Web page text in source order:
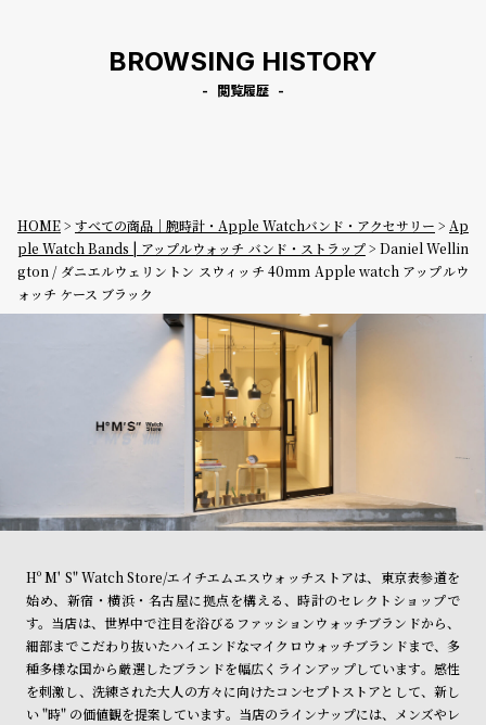
BROWSING HISTORY
閲覧履歴
HOME すべての商品｜腕時計・Apple Watchバンド・アクセサリー
Ap
ple Watch Bands | アップルウォッチ バンド・ストラップ
Daniel Wellin
gton / ダニエルウェリントン スウィッチ 40mm Apple watch アップルウ
ォッチ ケース ブラック
Hº M' S" Watch Store/エイチエムエスウォッチストアは、東京表参道を
始め、新宿・横浜・名古屋に拠点を構える、時計のセレクトショップで
す。当店は、世界中で注目を浴びるファッションウォッチブランドから、
細部までこだわり抜いたハイエンドなマイクロウォッチブランドまで、多
種多様な国から厳選したブランドを幅広くラインアップしています。感性
を刺激し、洗練された大人の方々に向けたコンセプトストアとして、新し
い "時" の価値観を提案しています。当店のラインナップには、メンズやレ